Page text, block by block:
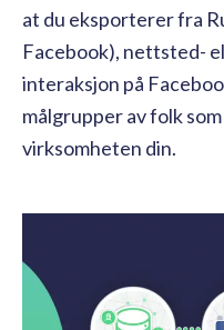
at du eksporterer fra
Facebook), nettsted-
interaksjon på
målgrupper av folk
virksomheten din.